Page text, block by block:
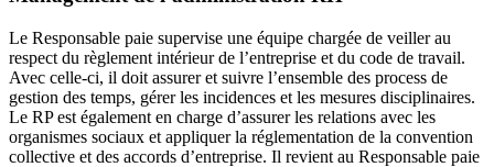
Le Responsable paie supervise une équipe chargée de veiller au
respect du règlement intérieur de l’entreprise et du code de travail.
Avec celle-ci, il doit assurer et suivre l’ensemble des process de
gestion des temps, gérer les incidences et les mesures disciplinaires.
Le RP est également en charge d’assurer les relations avec les
organismes sociaux et appliquer la réglementation de la convention
collective et des accords d’entreprise. Il revient au Responsable paie